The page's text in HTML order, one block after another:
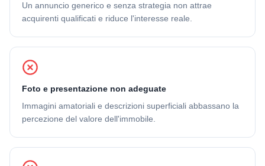
Un annuncio generico e senza strategia non attrae
acquirenti qualificati e riduce l'interesse reale.
Foto e presentazione non adeguate
Immagini amatoriali e descrizioni superficiali abbassano la
percezione del valore dell'immobile.